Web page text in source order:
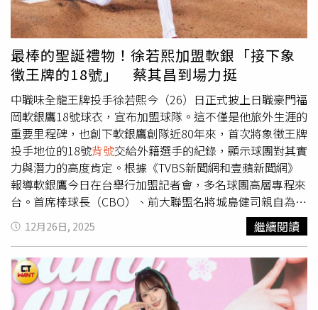
刺隊球衣給三位配音球員。（圖／索尼影業提供）至於「新
北飆風玫瑰」李愷諺這次則在電影中一人分飾兩角，客串為
獅子「李大獅」與山豬騎士「阿莫」獻聲，他笑說切換不同
角色的聲線與個性相當具有挑戰性，「打籃球真的簡單多
了，我還以為我第一次來錄音室會是來唱歌呢！」三人第一
次在大銀幕上看到自己的作品，都表示感覺好特別，聽起來
好不像自己平時的聲音。活動後半段更特別安排互動環節，
三位球星化身教練，挑選電影角色組成「動物版3對3鬥牛陣
容」，分享各自的戰術思維，讓電影世界觀與真實籃球策略
產生有趣連結。最後，索尼影業也特別準備電影中的衝刺隊
球衣贈送給三位配音球員，背面更印上三人的名字與背號，
象徵這次跨界合作的熱血意義，為活動畫下高潮句點。新北
國王隊總經理毛加恩展現神射球技。（圖／索尼影業提供）
《山羊巔峰》近期最勁爆的消息莫過於與人氣天團CORTIS
的夢幻合作，主題曲〈Mention Me〉直接在社群上引發熱
烈討論，首次為電影獻唱的CORTIS更將在今年NBA明星賽
中場演出，成為少數在該舞台演出的亞洲團體之一。日前才
剛來台灣參加金唱片頒獎典禮的CORTIS影響力席捲全球，
最棒的聖誕禮物！徐若熙加盟軟銀「接下象
徵王牌的18號」 蔡其昌到場力挺
中職味全龍王牌投手徐若熙今（26）日正式披上日職豪門福
岡軟銀鷹18號球衣，宣布加盟球隊。這不僅是他旅外生涯的
重要里程碑，也創下軟銀鷹創隊近80年來，首次將象徵王牌
投手地位的18號背號交給外籍選手的紀錄，顯示球團對其實
力與潛力的高度肯定。根據《TVBS新聞網和壹蘋新聞網》
報導軟銀鷹今日在台舉行加盟記者會，多名球團高層專程來
台。首席棒球長（CBO）、前大聯盟名將城島健司親自為徐
若熙披上18號球衣，並直言：「徐若熙是我們收到最棒的聖
誕禮物。」他指出，在日本棒壇，18號就是王牌投手的象
徵，球團從一開始就認為這個背號最適合徐若熙，幾乎沒有
經過太多討論。城島健司表示，徐若熙已經是一名非常出色
的投手，但仍未到達生涯的天花板。軟銀鷹擁有世界頂級的
運動科學資源與教練團，期待能協助他在技術與身體條件上
12月26日, 2025 繼續閱讀